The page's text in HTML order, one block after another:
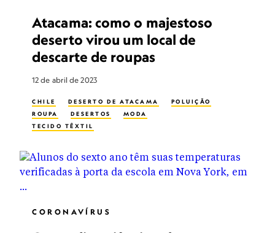
Atacama: como o majestoso
deserto virou um local de
descarte de roupas
12 de abril de 2023
CHILE DESERTO DE ATACAMA
POLUIÇÃO
ROUPA
DESERTOS
MODA
TECIDO TÊXTIL
CORONAVÍRUS